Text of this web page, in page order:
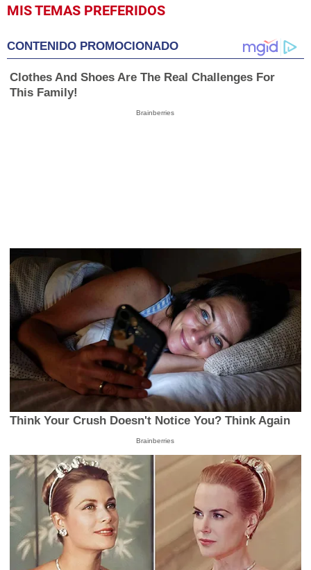
MIS TEMAS PREFERIDOS
CONTENIDO PROMOCIONADO
Clothes And Shoes Are The Real Challenges For
This Family!
Brainberries
Think Your Crush Doesn't Notice You? Think Again
Brainberries